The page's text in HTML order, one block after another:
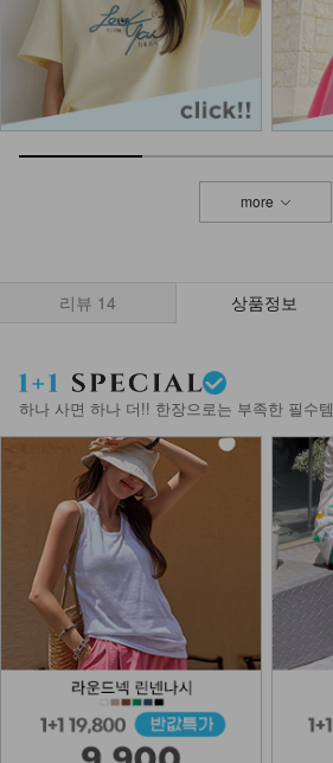
more
리뷰 14 상품정보
하나 사면 하나 더!! 한장으로는 부족한 필수템